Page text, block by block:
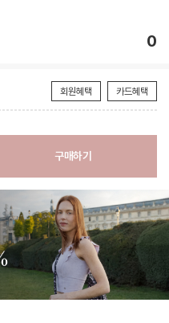
0
회원혜택 카드혜택
구매하기